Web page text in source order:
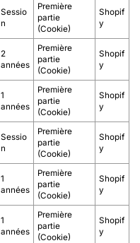
Sessio
n
Première
partie
(Cookie)
Shopif
y
2
années
Première
partie
(Cookie)
Shopif
y
1
années
Première
partie
(Cookie)
Shopif
y
Sessio
n
Première
partie
(Cookie)
Shopif
y
1
années
Première
partie
(Cookie)
Shopif
y
1
années
Première
partie
(Cookie)
Shopif
y